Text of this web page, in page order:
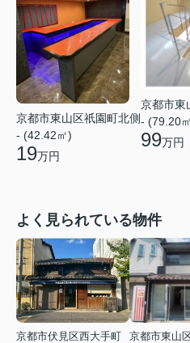
京都市東山区祇園町北側
- (42.42㎡)
19万円
京都市東
- (79.20
99万円
よく見られている物件
京都市伏見区西大手町